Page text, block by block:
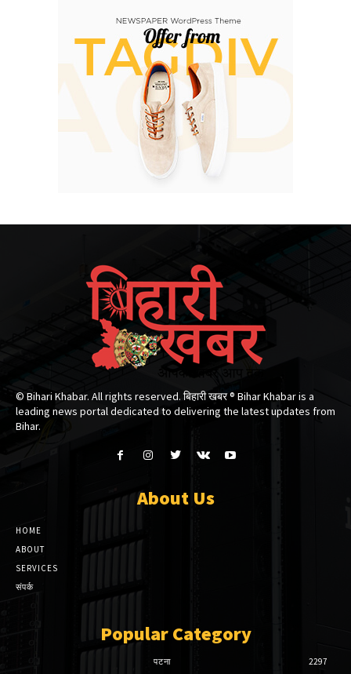
© Bihari Khabar. All rights reserved. बिहारी खबर ®​ Bihar Khabar is a
leading news portal dedicated to delivering the latest updates from
Bihar.
About Us
HOME
ABOUT
SERVICES
संपर्क
Popular Category
पटना
2297